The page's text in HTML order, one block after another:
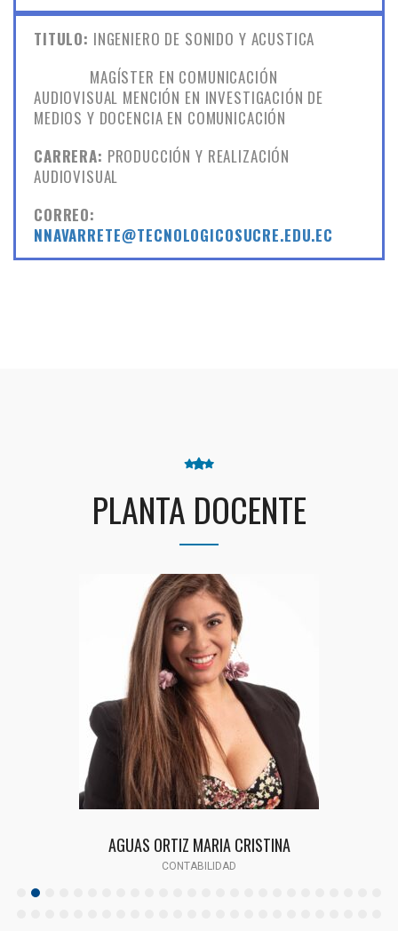
TITULO: INGENIERO DE SONIDO Y ACUSTICA
MAGÍSTER EN COMUNICACIÓN
AUDIOVISUAL MENCIÓN EN INVESTIGACIÓN DE
MEDIOS Y DOCENCIA EN COMUNICACIÓN
CARRERA: PRODUCCIÓN Y REALIZACIÓN
AUDIOVISUAL
CORREO:
NNAVARRETE@TECNOLOGICOSUCRE.EDU.EC
PLANTA DOCENTE
AGUAS ORTIZ MARIA CRISTINA
CONTABILIDAD